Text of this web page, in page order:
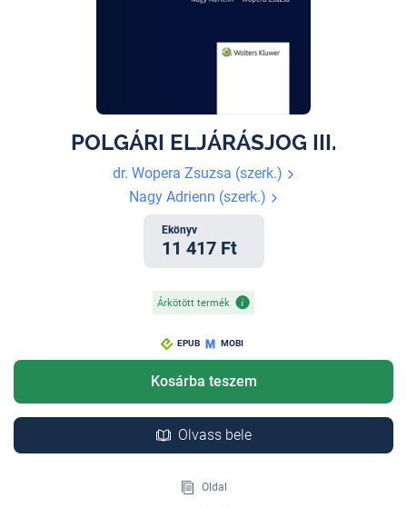
POLGÁRI ELJÁRÁSJOG III.
dr. Wopera Zsuzsa (szerk.)
Nagy Adrienn (szerk.)
Ekönyv
11 417 Ft
Árkötött termék
EPUB MOBI
Kosárba teszem
Olvass bele
Oldal